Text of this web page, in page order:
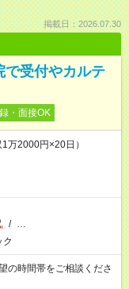
掲載日：2026.07.30
受付やカルテ
・面接OK
2000円×20日）
/ …
ク
の時間帯をご相談くださ